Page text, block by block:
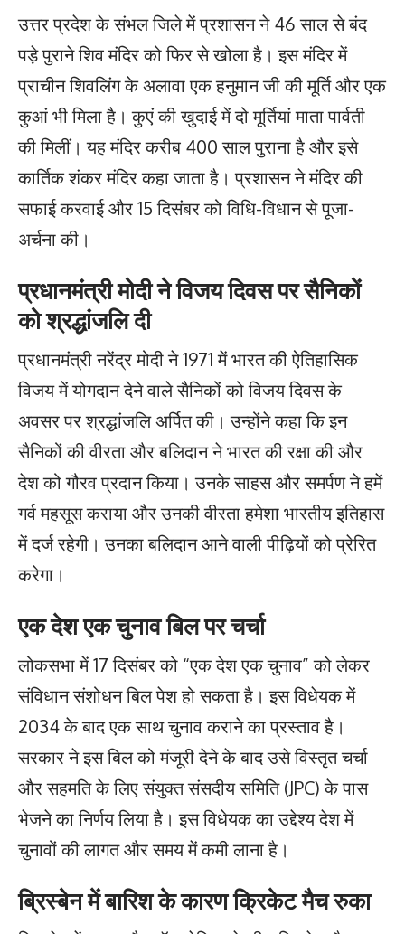
उत्तर प्रदेश के संभल जिले में प्रशासन ने 46 साल से बंद
पड़े पुराने शिव मंदिर को फिर से खोला है। इस मंदिर में
प्राचीन शिवलिंग के अलावा एक हनुमान जी की मूर्ति और एक
कुआं भी मिला है। कुएं की खुदाई में दो मूर्तियां माता पार्वती
की मिलीं। यह मंदिर करीब 400 साल पुराना है और इसे
कार्तिक शंकर मंदिर कहा जाता है। प्रशासन ने मंदिर की
सफाई करवाई और 15 दिसंबर को विधि-विधान से पूजा-
अर्चना की।
प्रधानमंत्री मोदी ने विजय दिवस पर सैनिकों
को श्रद्धांजलि दी
प्रधानमंत्री नरेंद्र मोदी ने 1971 में भारत की ऐतिहासिक
विजय में योगदान देने वाले सैनिकों को विजय दिवस के
अवसर पर श्रद्धांजलि अर्पित की। उन्होंने कहा कि इन
सैनिकों की वीरता और बलिदान ने भारत की रक्षा की और
देश को गौरव प्रदान किया। उनके साहस और समर्पण ने हमें
गर्व महसूस कराया और उनकी वीरता हमेशा भारतीय इतिहास
में दर्ज रहेगी। उनका बलिदान आने वाली पीढ़ियों को प्रेरित
करेगा।
एक देश एक चुनाव बिल पर चर्चा
लोकसभा में 17 दिसंबर को “एक देश एक चुनाव” को लेकर
संविधान संशोधन बिल पेश हो सकता है। इस विधेयक में
2034 के बाद एक साथ चुनाव कराने का प्रस्ताव है।
सरकार ने इस बिल को मंजूरी देने के बाद उसे विस्तृत चर्चा
और सहमति के लिए संयुक्त संसदीय समिति (JPC) के पास
भेजने का निर्णय लिया है। इस विधेयक का उद्देश्य देश में
चुनावों की लागत और समय में कमी लाना है।
ब्रिस्बेन में बारिश के कारण क्रिकेट मैच रुका